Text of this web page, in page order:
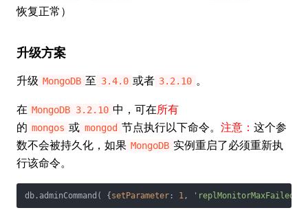
恢复正常）
升级方案
升级 MongoDB 至 3.4.0 或者 3.2.10 。
在 MongoDB 3.2.10 中，可在所有
的 mongos 或 mongod 节点执行以下命令。 注意： 这个参
数不会被持久化，如果 MongoDB 实例重启了必须重新执
行该命令。
db.adminCommand( { setParameter : 1,